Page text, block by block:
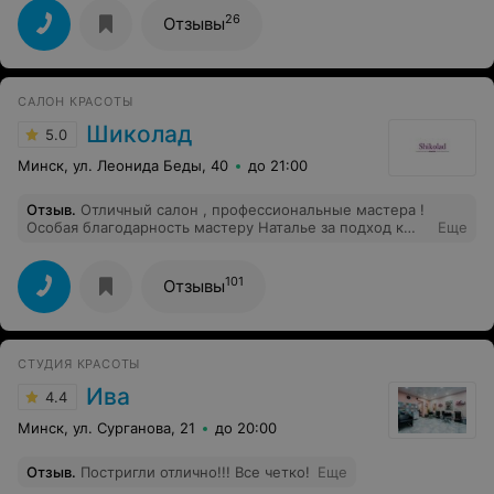
которое на удивление заняло чуть больше времени,
чем обработка стоп.Отвратительная работа!
Отзывы26
САЛОН КРАСОТЫ
5.0 Шиколад
Минск, ул. Леонида Беды, 40 до 21:00
Отзыв. Отличный салон , профессиональные мастера !
Особая благодарность мастеру Наталье за подход к
, чтобы все до малейшей детали понравилось и
хотелось обращаться ещё и рекомендовать друзьям ,
это совершенно другое . Рекомендую всем данный
салон , как минимум в части мужской стрижки и
такого профессионала как Наталья !
Еще
Отзывы101
СТУДИЯ КРАСОТЫ
4.4 Ива
Минск, ул. Сурганова, 21 до 20:00
Отзыв. Постригли отлично!!! Все четко! Еще